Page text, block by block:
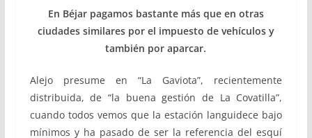
En Béjar pagamos bastante más que en otras
ciudades similares por el impuesto de vehículos y
también por aparcar.
Alejo presume en “La Gaviota”, recientemente
distribuida, de “la buena gestión de La Covatilla”,
cuando todos vemos que la estación languidece bajo
mínimos y ha pasado de ser la referencia del esquí